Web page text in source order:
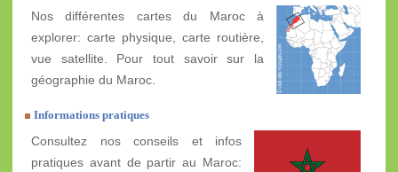
Nos différentes cartes du Maroc à
explorer: carte physique, carte routière,
vue satellite. Pour tout savoir sur la
géographie du Maroc.
Informations pratiques
Consultez nos conseils et infos
pratiques avant de partir au Maroc: